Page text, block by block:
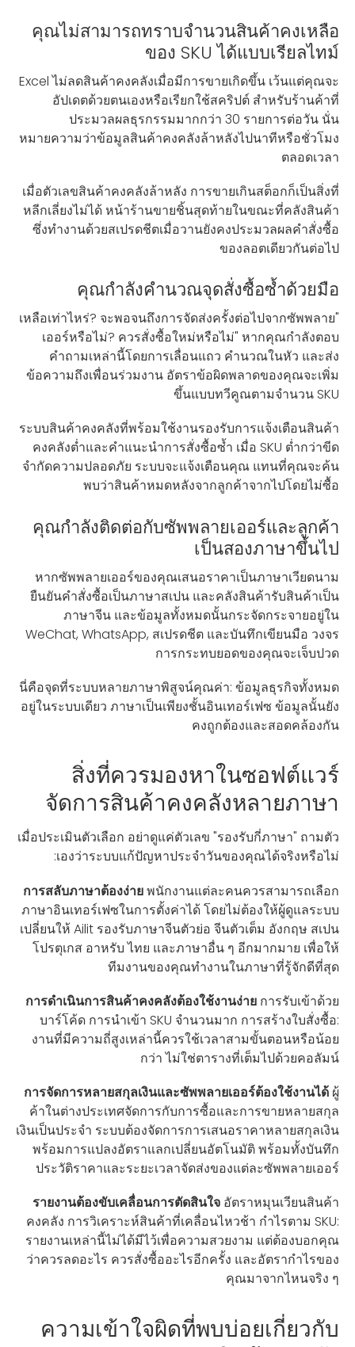
คุณไม่สามารถทราบจำนวนสินค้าคงเหลือ
ของ SKU ได้แบบเรียลไทม์
Excel ไม่ลดสินค้าคงคลังเมื่อมีการขายเกิดขึ้น เว้นแต่คุณจะ
อัปเดตด้วยตนเองหรือเรียกใช้สคริปต์ สำหรับร้านค้าที่
ประมวลผลธุรกรรมมากกว่า 30 รายการต่อวัน นั่น
หมายความว่าข้อมูลสินค้าคงคลังล้าหลังไปนาทีหรือชั่วโมง
ตลอดเวลา
เมื่อตัวเลขสินค้าคงคลังล้าหลัง การขายเกินสต็อกก็เป็นสิ่งที่
หลีกเลี่ยงไม่ได้ หน้าร้านขายชิ้นสุดท้ายในขณะที่คลังสินค้า
ซึ่งทำงานด้วยสเปรดชีตเมื่อวานยังคงประมวลผลคำสั่งซื้อ
ของลอตเดียวกันต่อไป
คุณกำลังคำนวณจุดสั่งซื้อซ้ำด้วยมือ
"เหลือเท่าไหร่? จะพอจนถึงการจัดส่งครั้งต่อไปจากซัพพลาย
เออร์หรือไม่? ควรสั่งซื้อใหม่หรือไม่" หากคุณกำลังตอบ
คำถามเหล่านี้โดยการเลื่อนแถว คำนวณในหัว และส่ง
ข้อความถึงเพื่อนร่วมงาน อัตราข้อผิดพลาดของคุณจะเพิ่ม
ขึ้นแบบทวีคูณตามจำนวน SKU
ระบบสินค้าคงคลังที่พร้อมใช้งานรองรับการแจ้งเตือนสินค้า
คงคลังต่ำและคำแนะนำการสั่งซื้อซ้ำ เมื่อ SKU ต่ำกว่าขีด
จำกัดความปลอดภัย ระบบจะแจ้งเตือนคุณ แทนที่คุณจะค้น
พบว่าสินค้าหมดหลังจากลูกค้าจากไปโดยไม่ซื้อ
คุณกำลังติดต่อกับซัพพลายเออร์และลูกค้า
เป็นสองภาษาขึ้นไป
หากซัพพลายเออร์ของคุณเสนอราคาเป็นภาษาเวียดนาม
ยืนยันคำสั่งซื้อเป็นภาษาสเปน และคลังสินค้ารับสินค้าเป็น
ภาษาจีน และข้อมูลทั้งหมดนั้นกระจัดกระจายอยู่ใน
WeChat, WhatsApp, สเปรดชีต และบันทึกเขียนมือ วงจร
การกระทบยอดของคุณจะเจ็บปวด
นี่คือจุดที่ระบบหลายภาษาพิสูจน์คุณค่า: ข้อมูลธุรกิจทั้งหมด
อยู่ในระบบเดียว ภาษาเป็นเพียงชั้นอินเทอร์เฟซ ข้อมูลนั้นยัง
คงถูกต้องและสอดคล้องกัน
สิ่งที่ควรมองหาในซอฟต์แวร์
จัดการสินค้าคงคลังหลายภาษา
เมื่อประเมินตัวเลือก อย่าดูแค่ตัวเลข "รองรับกี่ภาษา" ถามตัว
เองว่าระบบแก้ปัญหาประจำวันของคุณได้จริงหรือไม่:
การสลับภาษาต้องง่ายพนักงานแต่ละคนควรสามารถเลือก
ภาษาอินเทอร์เฟซในการตั้งค่าได้ โดยไม่ต้องให้ผู้ดูแลระบบ
เปลี่ยนให้ Ailit รองรับภาษาจีนตัวย่อ จีนตัวเต็ม อังกฤษ สเปน
โปรตุเกส อาหรับ ไทย และภาษาอื่น ๆ อีกมากมาย เพื่อให้
ทีมงานของคุณทำงานในภาษาที่รู้จักดีที่สุด
การดำเนินการสินค้าคงคลังต้องใช้งานง่าย การรับเข้าด้วย
บาร์โค้ด การนำเข้า SKU จำนวนมาก การสร้างใบสั่งซื้อ:
งานที่มีความถี่สูงเหล่านี้ควรใช้เวลาสามขั้นตอนหรือน้อย
กว่า ไม่ใช่ตารางที่เต็มไปด้วยคอลัมน์
การจัดการหลายสกุลเงินและซัพพลายเออร์ต้องใช้งานได้ ผู้
ค้าในต่างประเทศจัดการกับการซื้อและการขายหลายสกุล
เงินเป็นประจำ ระบบต้องจัดการการเสนอราคาหลายสกุลเงิน
พร้อมการแปลงอัตราแลกเปลี่ยนอัตโนมัติ พร้อมทั้งบันทึก
ประวัติราคาและระยะเวลาจัดส่งของแต่ละซัพพลายเออร์
รายงานต้องขับเคลื่อนการตัดสินใจ อัตราหมุนเวียนสินค้า
คงคลัง การวิเคราะห์สินค้าที่เคลื่อนไหวช้า กำไรตาม SKU:
รายงานเหล่านี้ไม่ได้มีไว้เพื่อความสวยงาม แต่ต้องบอกคุณ
ว่าควรลดอะไร ควรสั่งซื้ออะไรอีกครั้ง และอัตรากำไรของ
คุณมาจากไหนจริง ๆ
ความเข้าใจผิดที่พบบ่อยเกี่ยวกับ